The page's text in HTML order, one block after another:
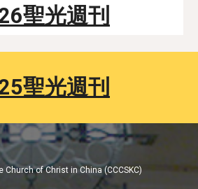
聖光週刊
5聖光週刊
Church of Christ in China (CCCSKC)